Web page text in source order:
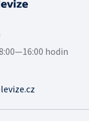
hodin